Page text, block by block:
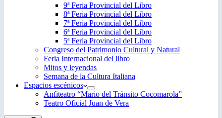
9ª Feria Provincial del Libro
8ª Feria Provincial del Libro
7ª Feria Provincial del Libro
6ª Feria Provincial del Libro
5ª Feria Provincial del Libro
Congreso del Patrimonio Cultural y Natural
Feria Internacional del libro
Mitos y leyendas
Semana de la Cultura Italiana
Espacios escénicos
Anfiteatro “Mario del Tránsito Cocomarola”
Teatro Oficial Juan de Vera